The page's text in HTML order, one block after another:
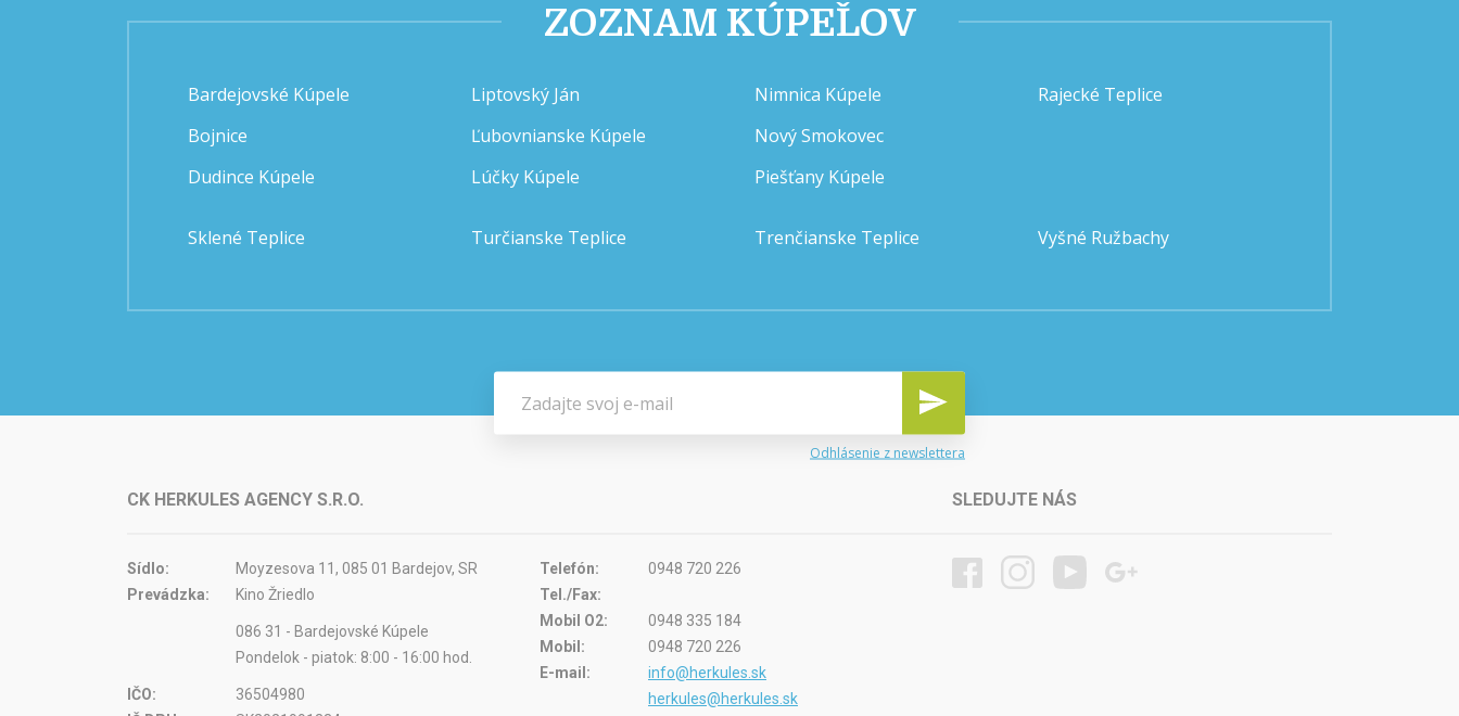
ZOZNAM KÚPEĽOV
Bardejovské Kúpele
Bojnice
Dudince Kúpele
Liptovský Ján
Ľubovnianske Kúpele
Lúčky Kúpele
Nimnica Kúpele
Nový Smokovec
Piešťany Kúpele
Rajecké Teplice
Sklené Teplice Turčianske Teplice Trenčianske Teplice Vyšné Ružbachy
Odhlásenie z newslettera
CK HERKULES AGENCY S.R.O. SLEDUJTE NÁS
Sídlo:
Moyzesova 11, 085 01 Bardejov, SR
Prevádzka:
Kino Žriedlo
086 31 - Bardejovské Kúpele
Pondelok - piatok: 8:00 - 16:00 hod.
IČO:
36504980
Telefón:
0948 720 226
Tel./Fax:
Mobil O2:
0948 335 184
Mobil:
0948 720 226
E-mail:
info@herkules.sk
herkules@herkules.sk